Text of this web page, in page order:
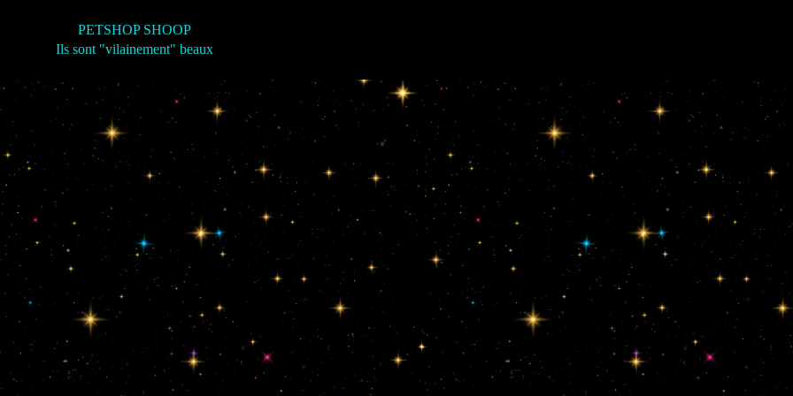
PETSHOP SHOOP
Ils sont "vilainement" beaux